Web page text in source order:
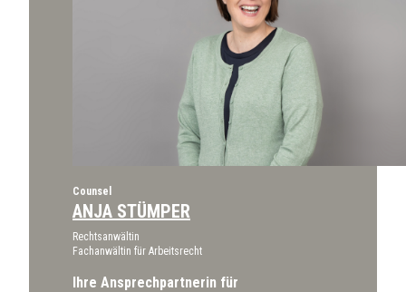
Counsel
ANJA STÜMPER
Rechtsanwältin
Fachanwältin für Arbeitsrecht
Ihre Ansprechpartnerin für